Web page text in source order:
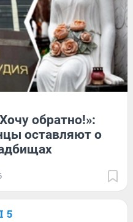
обратно!»:
оставляют о
5